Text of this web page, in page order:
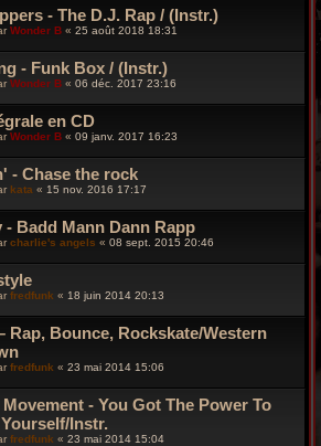
‎- The D.J. Rap / (Instr.)
Wonder B « 25 août 2018 18:31
- Funk Box / (Instr.)
Wonder B « 06 déc. 2017 23:16
en CD
Wonder B « 09 janv. 2017 16:23
- Chase the rock
kata « 15 nov. 2016 17:17
- Badd Mann Dann Rapp
charlie's angels « 08 sept. 2015 20:46
fredfunk « 18 juin 2014 20:13
Rap, Bounce, Rockskate/Western
fredfunk « 23 mai 2014 15:06
- You Got The Power To
Instr.
fredfunk « 23 mai 2014 15:04